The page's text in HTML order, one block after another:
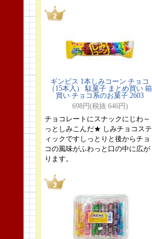
ギンビス 1本しみコーン チョコ
（15本入） 駄菓子 まとめ買い 箱
買い チョコ系のお菓子 2603
698円(税抜 646円)
チョコレートにスナックにじわ～
っとしみこんだ★ しみチョコステ
ィックですしっとりと後からチョ
コの風味がふわっと口の中に広が
ります。